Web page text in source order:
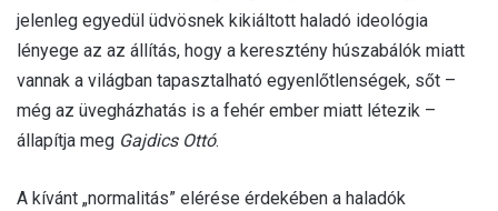
jelenleg egyedül üdvösnek kikiáltott haladó ideológia
lényege az az állítás, hogy a keresztény húszabálók miatt
vannak a világban tapasztalható egyenlőtlenségek, sőt –
még az üvegházhatás is a fehér ember miatt létezik –
állapítja meg Gajdics Ottó.
A kívánt „normalitás” elérése érdekében a haladók